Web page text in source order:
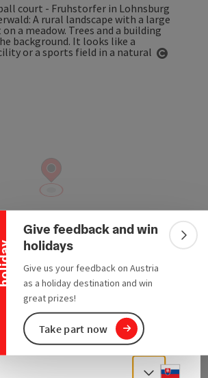
y
Give feedback and win
holidays
Give us your feedback on Austria
as a holiday destination and win
great prizes!
Take part now
Kobernaußerwald
Select